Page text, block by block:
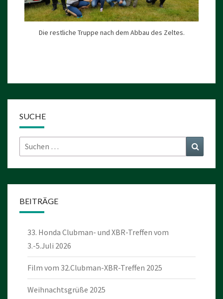
Die restliche Truppe nach dem Abbau des Zeltes.
SUCHE
Suchen
nach:
BEITRÄGE
33. Honda Clubman- und XBR-Treffen vom
3.-5.Juli 2026
Film vom 32.Clubman-XBR-Treffen 2025
Weihnachtsgrüße 2025